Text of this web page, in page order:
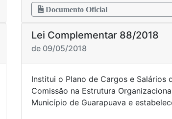
Documento Oficial
Lei Complementar 88/2018
de 09/05/2018
Institui o Plano de Cargos e Salários
Comissão na Estrutura
Município de Guarapuava e